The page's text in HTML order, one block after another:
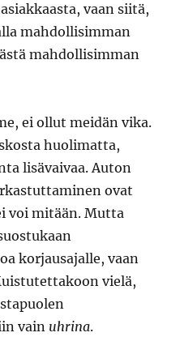
vaan siitä,
mahdollisimman
mahdollisimman
ei ollut meidän vika.
huolimatta,
lisävaivaa. Auton
ovat
voi mitään. Mutta
korjausajalle, vaan
vielä,
vain uhrina.